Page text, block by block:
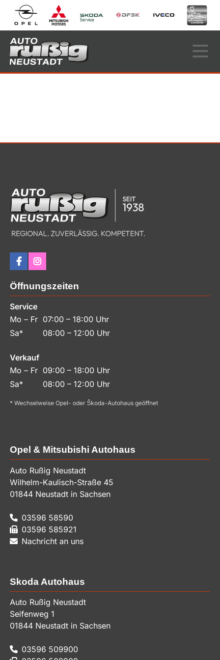
Öffnungszeiten
Service
Mo – Fr 07:00 – 18:00 Uhr
Sa*
08:00 – 12:00 Uhr
Verkauf
Mo – Fr 09:00 – 18:00 Uhr
Sa*
08:00 – 12:00 Uhr
* Wechselweise Opel- oder Škoda-Autohaus geöffnet
Opel & Mitsubishi Autohaus
Auto Rußig Neustadt
Wilhelm-Kaulisch-Straße 45
01844 Neustadt in Sachsen
03596 58590
03596 585921
Nachricht an uns
Skoda Autohaus
Auto Rußig Neustadt
Seifenweg 1
01844 Neustadt in Sachsen
03596 509900